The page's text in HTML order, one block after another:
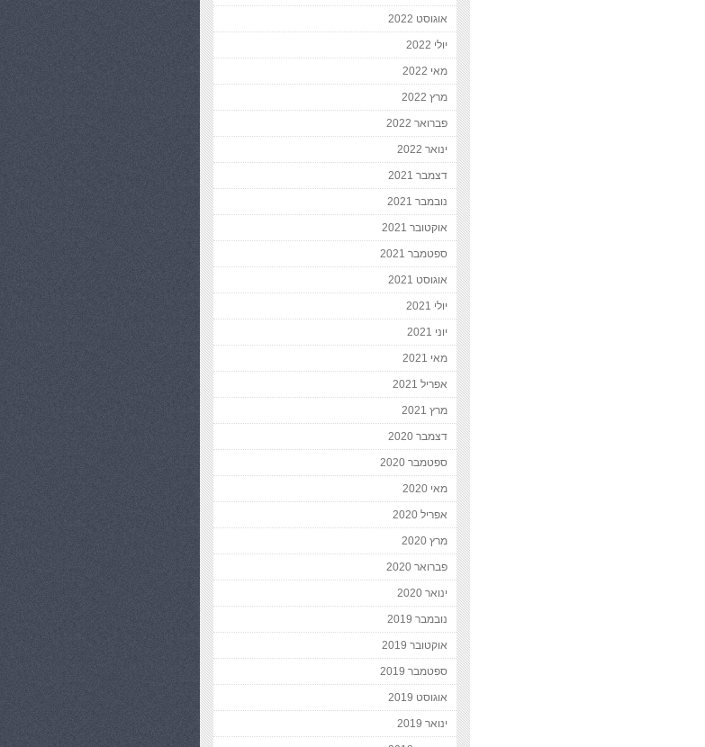
אוגוסט 2022
יולי 2022
מאי 2022
מרץ 2022
פברואר 2022
ינואר 2022
דצמבר 2021
נובמבר 2021
אוקטובר 2021
ספטמבר 2021
אוגוסט 2021
יולי 2021
יוני 2021
מאי 2021
אפריל 2021
מרץ 2021
דצמבר 2020
ספטמבר 2020
מאי 2020
אפריל 2020
מרץ 2020
פברואר 2020
ינואר 2020
נובמבר 2019
אוקטובר 2019
ספטמבר 2019
אוגוסט 2019
ינואר 2019